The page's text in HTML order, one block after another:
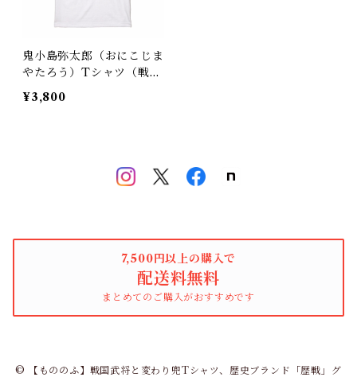
鬼小島弥太郎（おにこじま
やたろう）Tシャツ（戦国
時代 日本）
¥3,800
7,500円以上の購入で
配送料無料
まとめてのご購入がおすすめです
© 【もののふ】戦国武将と変わり兜Tシャツ、歴史ブランド「歴戦」グ